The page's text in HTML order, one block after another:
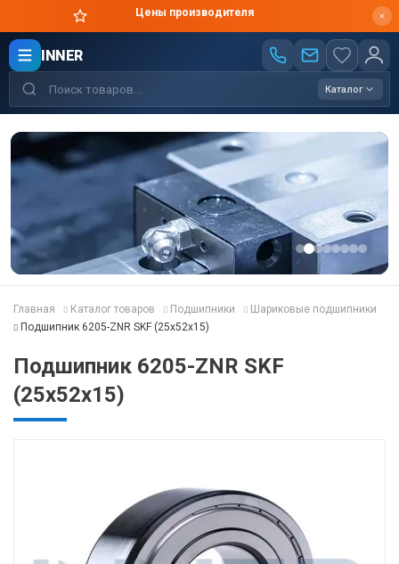
Оригинальная продукция в короткие сроки
INNER
Каталог
Главная Каталог товаров Подшипники
Шариковые подшипники
Подшипник 6205-ZNR SKF (25x52x15)
Подшипник 6205-ZNR SKF
(25x52x15)